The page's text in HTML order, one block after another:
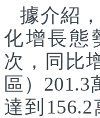
據介紹
化增長態
次，同比
區）
達到